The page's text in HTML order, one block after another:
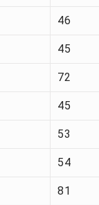
46
45
72
45
53
54
81